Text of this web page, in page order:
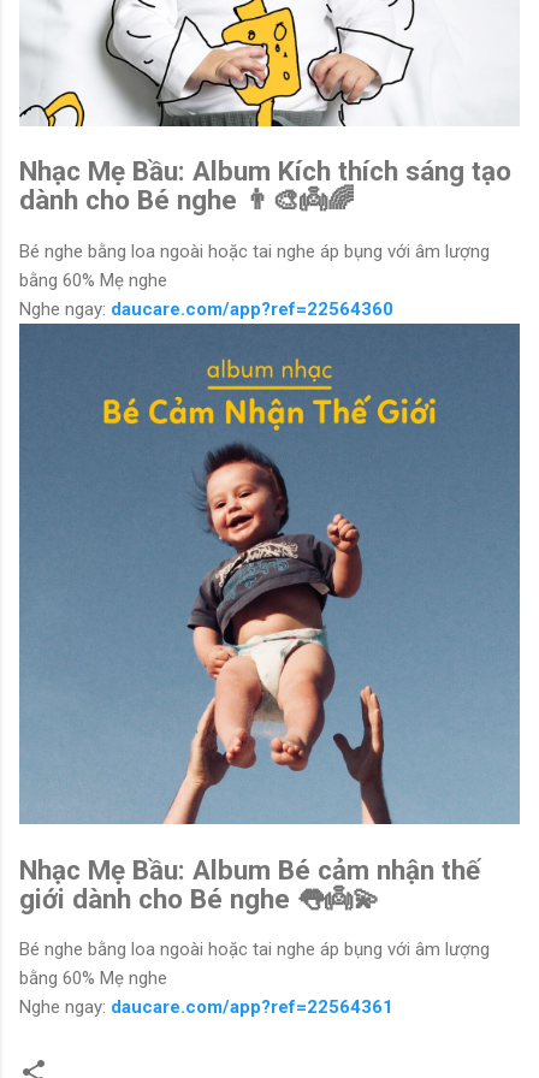
Nhạc Mẹ Bầu: Album Kích thích sáng tạo
dành cho Bé nghe 👨‍🎨👼🌈
Bé nghe bằng loa ngoài hoặc tai nghe áp bụng với âm lượng
bằng 60% Mẹ nghe
Nghe ngay: daucare.com/app?ref=22564360
Nhạc Mẹ Bầu: Album Bé cảm nhận thế
giới dành cho Bé nghe 👅👼💫
Bé nghe bằng loa ngoài hoặc tai nghe áp bụng với âm lượng
bằng 60% Mẹ nghe
Nghe ngay: daucare.com/app?ref=22564361